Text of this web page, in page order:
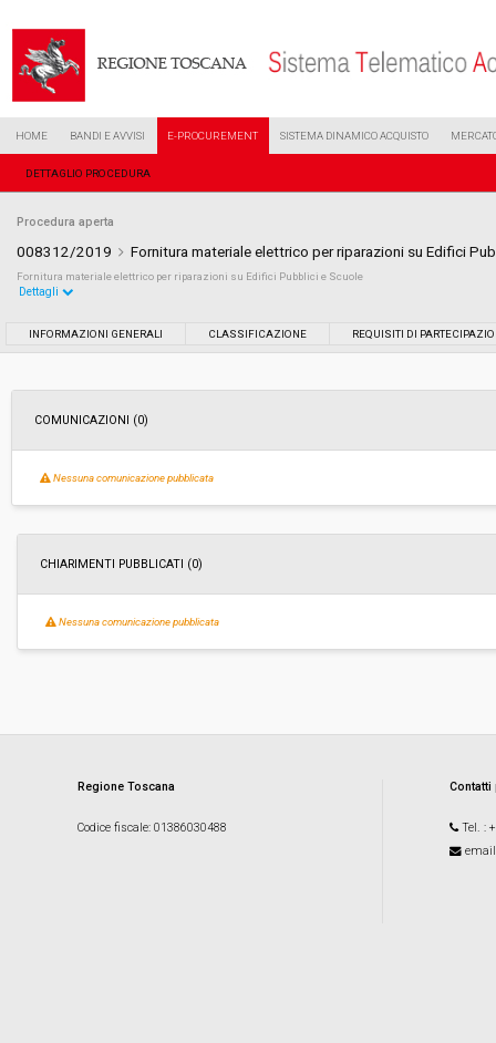
HOME BANDI E AVVISI E-PROCUREMENT SISTEMA DINAMICO ACQUISTO
DETTAGLIO PROCEDURA
Procedura aperta
008312/2019 Fornitura materiale elettrico per riparazioni su Edifici
Fornitura materiale elettrico per riparazioni su Edifici Pubblici e Scuole
Data pubblicazione:
Svolgimento:
Dettagli
INFORMAZIONI GENERALI CLASSIFICAZIONE REQUISITI DI
COMUNICAZIONI (0)
Nessuna comunicazione pubblicata
CHIARIMENTI PUBBLICATI (0)
Nessuna comunicazione pubblicata
Regione Toscana
Codice fiscale: 01386030488 Tel. :
email